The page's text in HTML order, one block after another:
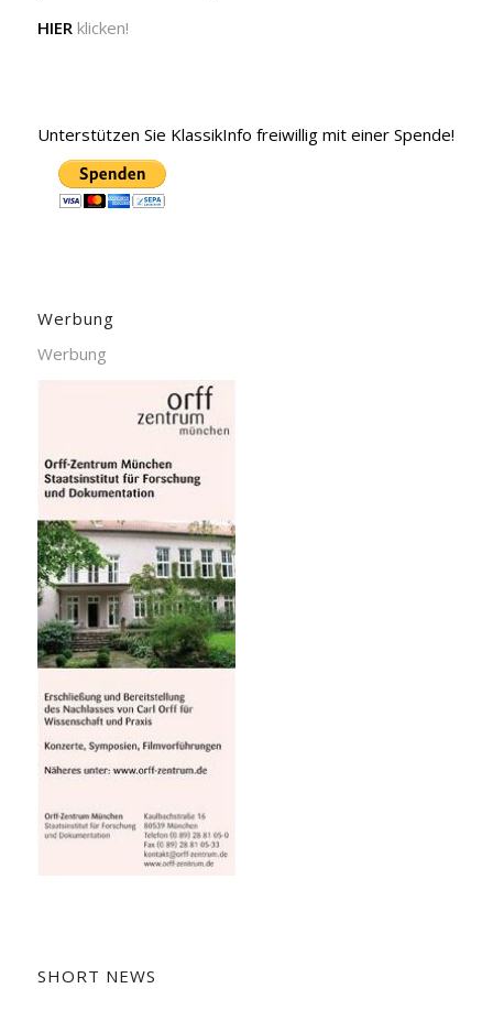
HIER klicken!
Unterstützen Sie KlassikInfo freiwillig mit einer Spende!
Werbung
Werbung
SHORT NEWS